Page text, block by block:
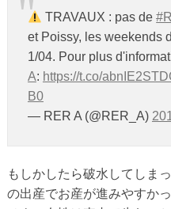
TRAVAUX : pas de
et Poissy, les weekends
1/04. Pour plus
A: https://t.co/
B0
— RER A (@RER_A)
もしかしたら破水してしま
の出産でお産が進みやすか